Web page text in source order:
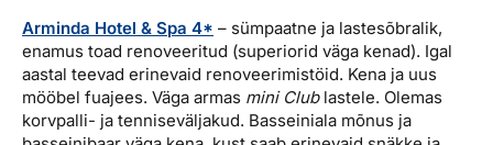
Arminda Hotel & Spa 4* – sümpaatne ja lastesõbralik,
enamus toad renoveeritud (superiorid väga kenad). Igal
aastal teevad erinevaid renoveerimistöid. Kena ja uus
mööbel fuajees. Väga armas mini Clublastele. Olemas
korvpalli- ja tenniseväljakud. Basseiniala mõnus ja